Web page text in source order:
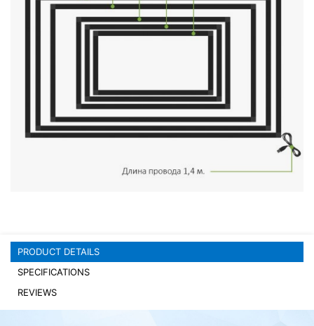
Mouses and keybords
Server equipment
Video conferencing
PRODUCT DETAILS
SPECIFICATIONS
REVIEWS